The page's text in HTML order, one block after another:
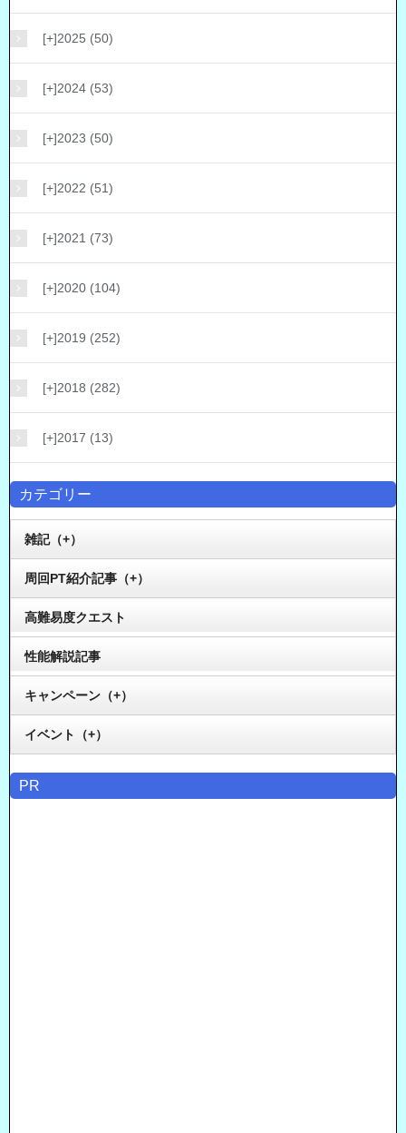
[+]2025 (50)
[+]2024 (53)
[+]2023 (50)
[+]2022 (51)
[+]2021 (73)
[+]2020 (104)
[+]2019 (252)
[+]2018 (282)
[+]2017 (13)
カテゴリー
雑記（+）
周回PT紹介記事（+）
高難易度クエスト
性能解説記事
キャンペーン（+）
イベント（+）
PR